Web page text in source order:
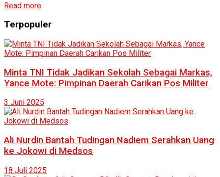
Read more
Terpopuler
Minta TNI Tidak Jadikan Sekolah Sebagai Markas,
Yance Mote: Pimpinan Daerah Carikan Pos Militer
3 Juni 2025
Ali Nurdin Bantah Tudingan Nadiem Serahkan Uang
ke Jokowi di Medsos
18 Juli 2025